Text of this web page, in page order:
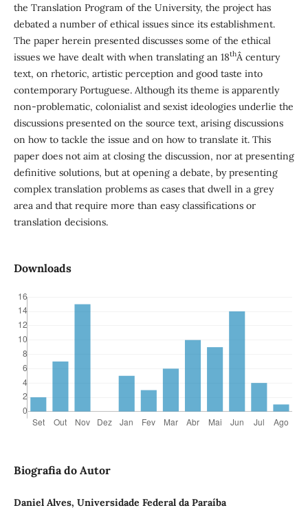
the Translation Program of the University, the project has
debated a number of ethical issues since its establishment.
The paper herein presented discusses some of the ethical
issues we have dealt with when translating an 18thÂ century
text, on rhetoric, artistic perception and good taste into
contemporary Portuguese. Although its theme is apparently
non-problematic, colonialist and sexist ideologies underlie the
discussions presented on the source text, arising discussions
on how to tackle the issue and on how to translate it. This
paper does not aim at closing the discussion, nor at presenting
definitive solutions, but at opening a debate, by presenting
complex translation problems as cases that dwell in a grey
area and that require more than easy classifications or
translation decisions.
Downloads
Biografia do Autor
Daniel Alves, Universidade Federal da Paraíba